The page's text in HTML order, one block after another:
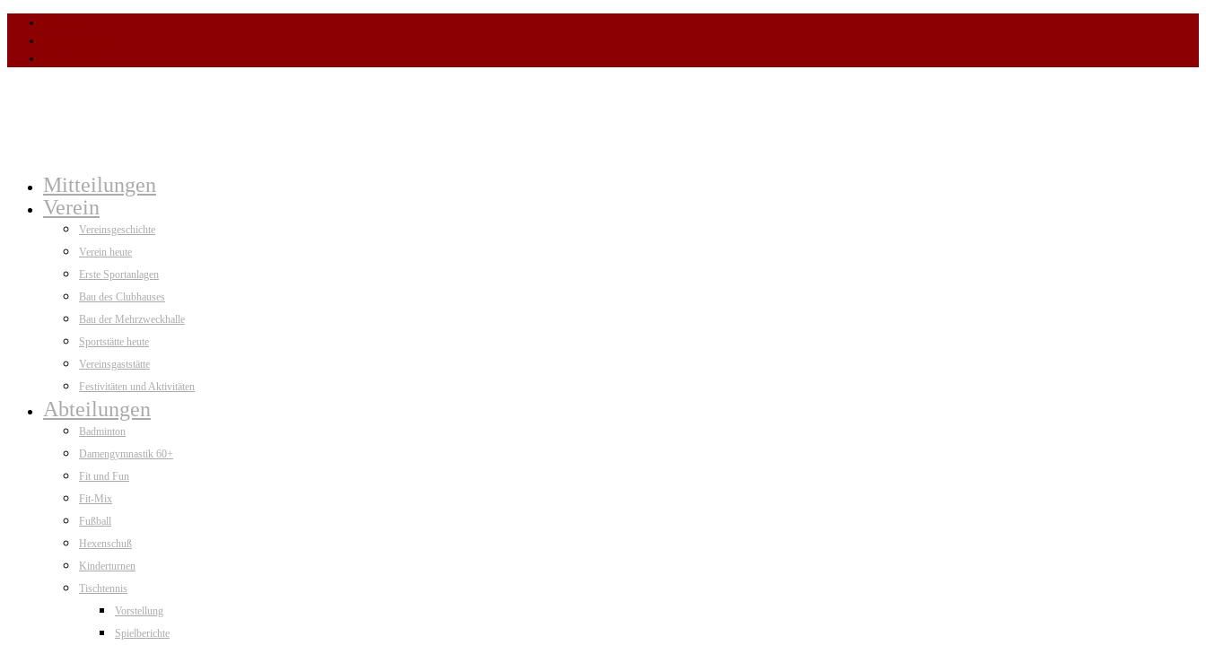
Mitteilungen
Verein
Vereinsgeschichte
Verein heute
Erste Sportanlagen
Bau des Clubhauses
Bau der Mehrzweckhalle
Sportstätte heute
Vereinsgaststätte
Festivitäten und Aktivitäten
Abteilungen
Badminton
Damengymnastik 60+
Fit und Fun
Fit-Mix
Fußball
Hexenschuß
Kinderturnen
Tischtennis
Vorstellung
Spielberichte